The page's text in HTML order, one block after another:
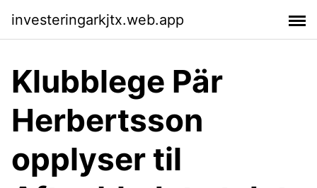
investeringarkjtx.web.app
Klubblege Pär
Herbertsson
opplyser til